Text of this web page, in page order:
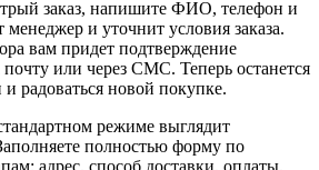
заказ, напишите ФИО, телефон и
и уточнит условия заказа.
вам придет подтверждение
или через СМС. Теперь останется
и радоваться новой покупке.
режиме выглядит
полностью форму по
адрес, способ доставки, оплаты,